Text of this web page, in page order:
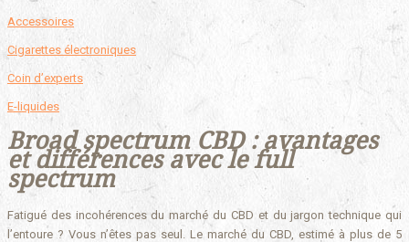
Accessoires
Cigarettes électroniques
Coin d’experts
E-liquides
Broad spectrum CBD : avantages
et différences avec le full
spectrum
Fatigué des incohérences du marché du CBD et du jargon technique qui
l’entoure ? Vous n’êtes pas seul. Le marché du CBD, estimé à plus de 5